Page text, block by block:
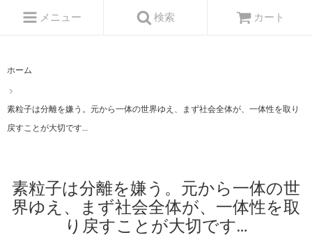
メニュー 検索 カート
ホーム
素粒子は分離を嫌う。元から一体の世界ゆえ、まず社会全体が、一体性を取り
戻すことが大切です…
素粒子は分離を嫌う。元から一体の世
界ゆえ、まず社会全体が、一体性を取
り戻すことが大切です…